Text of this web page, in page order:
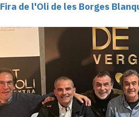
Fira de l'Oli de les Borges